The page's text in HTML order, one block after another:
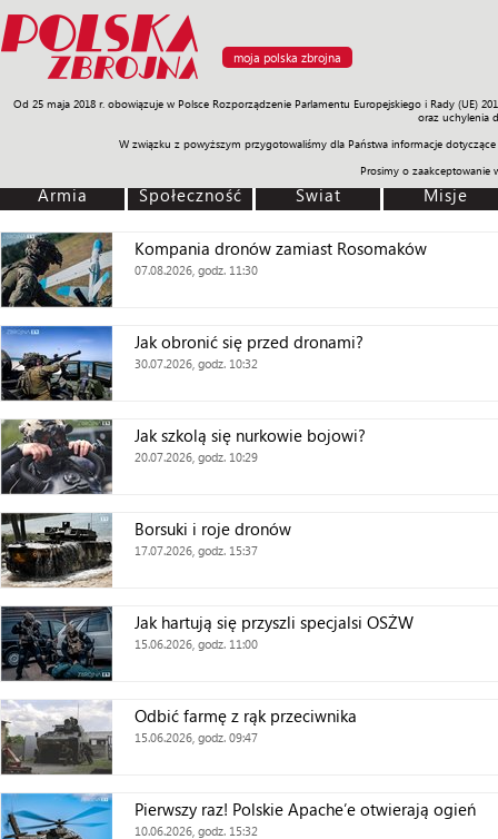
moja polska zbrojna
Od 25 maja 2018 r. obowiązuje w Polsce Rozporządzenie Parlamentu Europejskiego i Rady
oraz uchylenia
W związku z powyższym przygotowaliśmy dla Państwa informacje
Prosimy o
Armia Poligon Sprzęt Misje Polityka Prawo Świat
Armia Społeczność Świat Misje
Kompania dronów zamiast Rosomaków
07.08.2026, godz. 11:30
Jak obronić się przed dronami?
30.07.2026, godz. 10:32
Jak szkolą się nurkowie bojowi?
20.07.2026, godz. 10:29
Borsuki i roje dronów
17.07.2026, godz. 15:37
Jak hartują się przyszli specjalsi OSŻW
15.06.2026, godz. 11:00
Odbić farmę z rąk przeciwnika
15.06.2026, godz. 09:47
Pierwszy raz! Polskie Apache’e otwierają ogień
10.06.2026, godz. 15:32